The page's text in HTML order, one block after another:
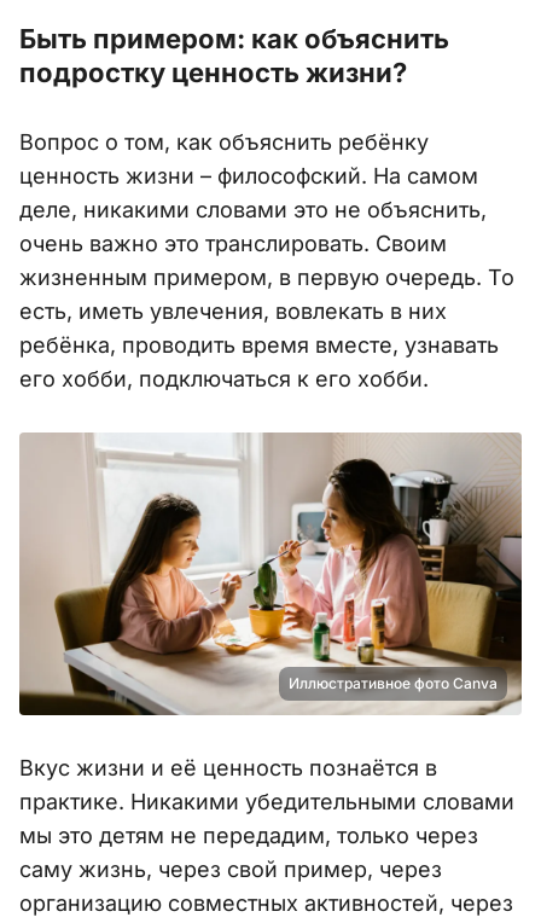
Быть примером: как объяснить
подростку ценность жизни?
Вопрос о том, как объяснить ребёнку
ценность жизни – философский. На самом
деле, никакими словами это не объяснить,
очень важно это транслировать. Своим
жизненным примером, в первую очередь. То
есть, иметь увлечения, вовлекать в них
ребёнка, проводить время вместе, узнавать
его хобби, подключаться к его хобби.
Иллюстративное фото Canva
Вкус жизни и её ценность познаётся в
практике. Никакими убедительными словами
мы это детям не передадим, только через
саму жизнь, через свой пример, через
организацию совместных активностей, через